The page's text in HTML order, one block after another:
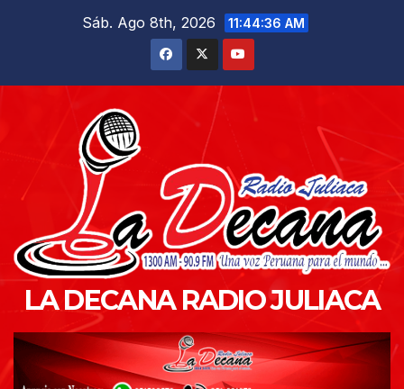
Sáb. Ago 8th, 2026 11:44:37 AM
LA DECANA RADIO JULIACA